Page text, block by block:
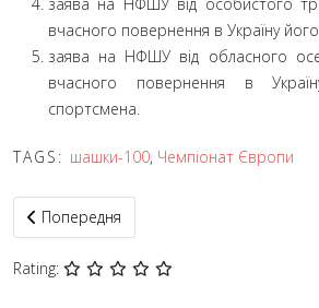
заява на НФШУ від особистого
вчасного повернення в Україну
заява на НФШУ від обласного
вчасного повернення в
спортсмена.
TAGS: шашки-100, Чемпіонат Європи
Попередня стаття: Анонс. Етап Кубку
Попередня
Rating: